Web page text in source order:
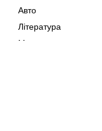
Авто
Література
Музика